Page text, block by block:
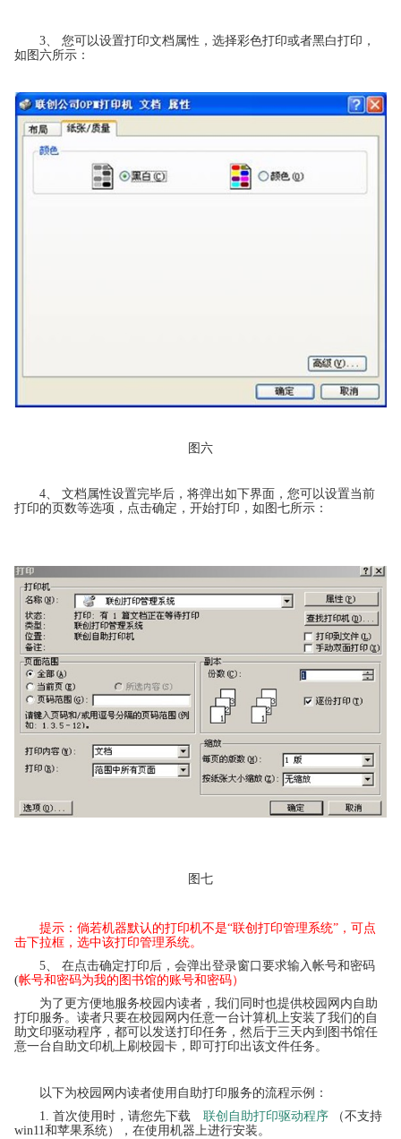
3、 您可以设置打印文档属性，选择彩色打印或者黑白打印，
如图六所示：
图六
4、 文档属性设置完毕后，将弹出如下界面，您可以设置当前
打印的页数等选项，点击确定，开始打印，如图七所示：
图七
提示：倘若机器默认的打印机不是“联创打印管理系统”，可点
击下拉框，选中该打印管理系统。
5、 在点击确定打印后，会弹出登录窗口要求输入帐号和密码
(帐号和密码为我的图书馆的账号和密码）
为了更方便地服务校园内读者，我们同时也提供校园网内自助
打印服务。读者只要在校园网内任意一台计算机上安装了我们的自
助文印驱动程序，都可以发送打印任务，然后于三天内到图书馆任
意一台自助文印机上刷校园卡，即可打印出该文件任务。
以下为校园网内读者使用自助打印服务的流程示例：
1. 首次使用时，请您先下载
联创自助打印驱动程序 （不支持
win11和苹果系统），在使用机器上进行安装。